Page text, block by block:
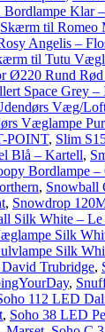
Klar
Skærm til Romeo
Angelis –
til Tutu
Ø220 Rund Rød
Space Grey –
Væg/
Væglampe
POINT, Slim
Blå – Kartell,
Bordlampe
, Snowball
, Snowdrop
Silk White –
Silk
Silk
Trubridge,
,
112 LED
, Soho 38 LED